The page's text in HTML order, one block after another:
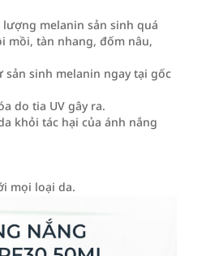
melanin sản sinh quá
mồi, tàn nhang, đốm nâu,
sản sinh melanin ngay tại gốc
do tia UV gây ra.
khỏi tác hại của ánh nắng
mọi loại da.